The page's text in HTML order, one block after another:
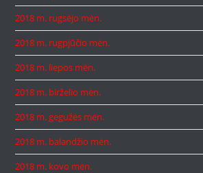
2018 m. rugsėjo mėn.
2018 m. rugpjūčio mėn.
2018 m. liepos mėn.
2018 m. birželio mėn.
2018 m. gegužės mėn.
2018 m. balandžio mėn.
2018 m. kovo mėn.